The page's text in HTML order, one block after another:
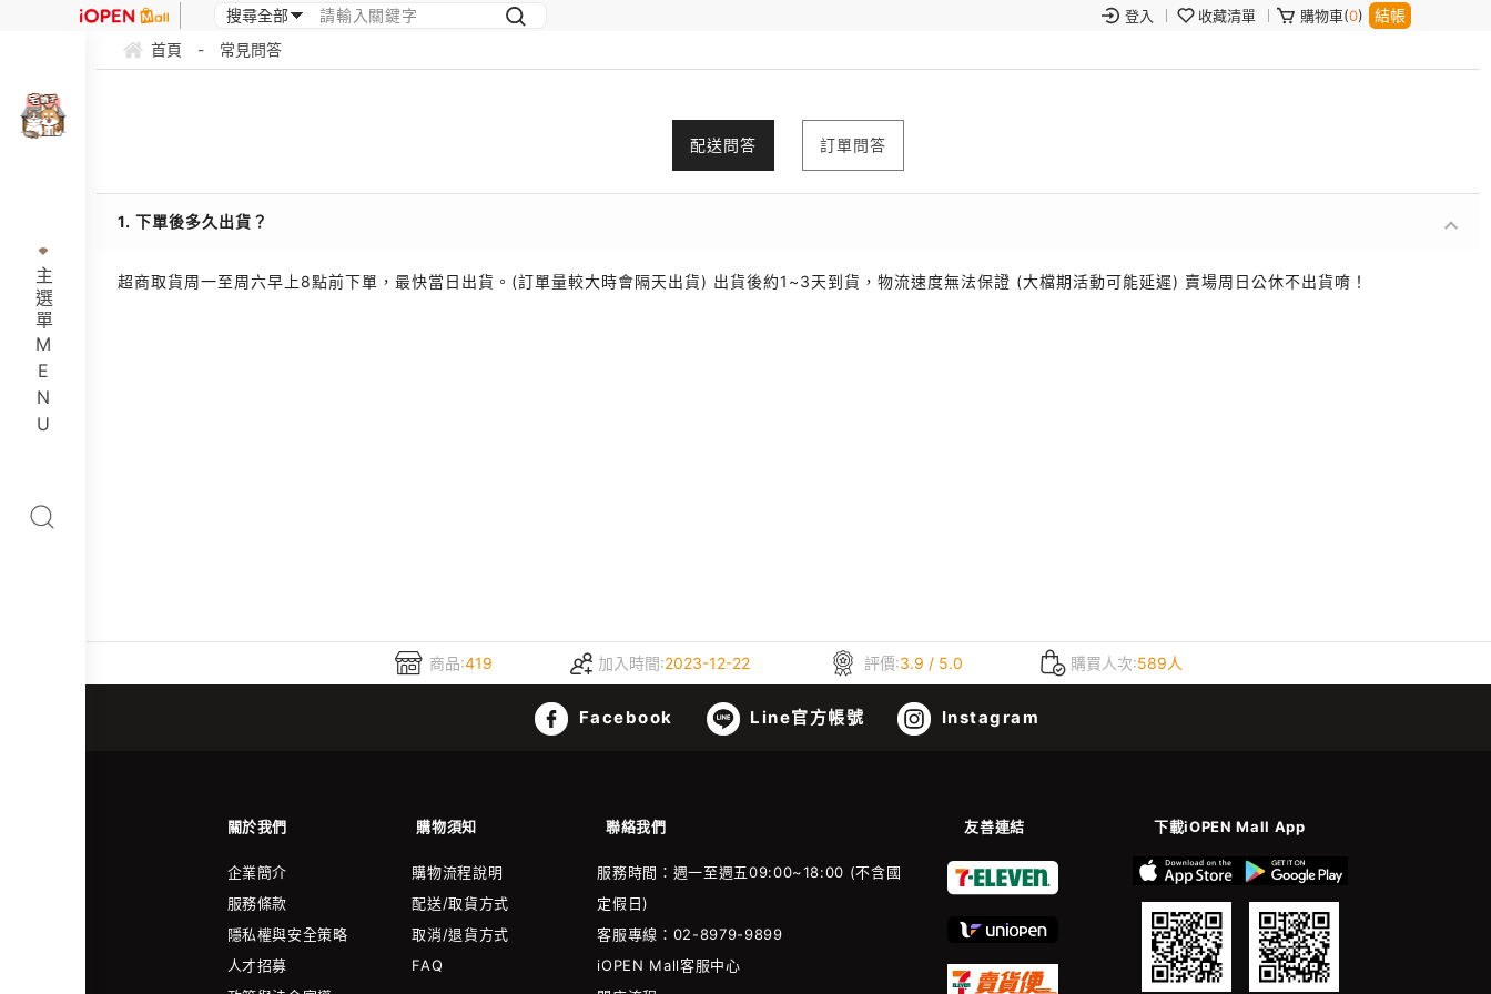
登入 收藏清單 購物車(0) 結帳
主選單MENU
首頁 - 常見問答
配送問答 訂單問答
1. 下單後多久出貨？
超商取貨周一至周六早上8點前下單，最快當日出貨。(訂單量較大時會隔天出貨) 出貨後約1~3天到貨，物流速度無法保證 (大檔期活動可能延遲) 賣場周日公休不出貨唷！
商品:419 加入時間:2023-12-22 評價:3.9 / 5.0 購買人次:589人
Facebook Line官方帳號 Instagram
關於我們 購物須知 聯絡我們 友善連結 下載iOPEN Mall App
企業簡介
服務條款
隱私權與安全策略
人才招募
購物流程說明
配送/取貨方式
取消/退貨方式
FAQ
服務時間：週一至週五09:00~18:00 (不含國
定假日)
客服專線：02-8979-9899
iOPEN Mall客服中心